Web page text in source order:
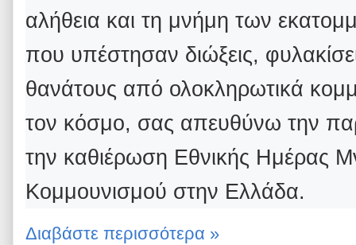
αλήθεια και τη μνήμη των
που υπέστησαν διώξεις,
θανάτους από ολοκληρωτικά
τον κόσμο, σας απευθύνω την
την καθιέρωση Εθνικής Ημέρας
Κομμουνισμού στην Ελλάδα.
Διαβάστε περισσότερα »